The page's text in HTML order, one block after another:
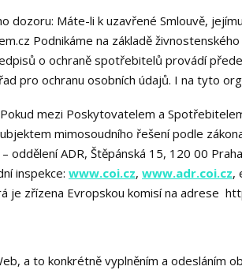
dozoru: Máte-li k uzavřené Smlouvě,
Podnikáme na základě
o ochraně spotřebitelů provádí
pro ochranu osobních údajů. I na tyto
mezi Poskytovatelem a
mimosoudního řešení podle
oddělení ADR, Štěpánská 15, 120 00
inspekce: www.coi.cz, www.adr.coi.cz,
je zřízena Evropskou komisí na adrese
a to konkrétně vyplněním a odesláním